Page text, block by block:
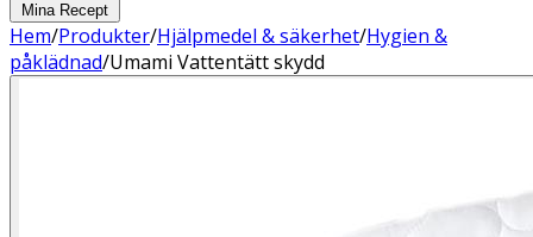
Mina Recept
Hem/Produkter/Hjälpmedel & säkerhet/Hygien &
påklädnad/Umami Vattentätt skydd